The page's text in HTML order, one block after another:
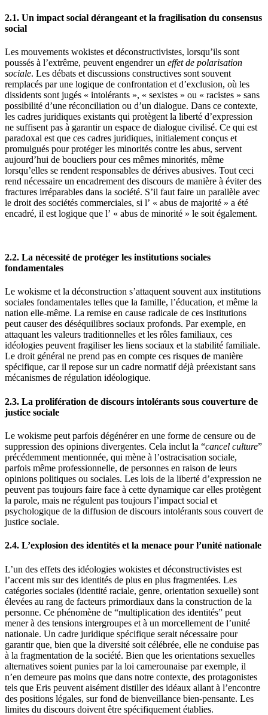
2.1. Un impact social dérangeant et la fragilisation du consensus
social
Les mouvements wokistes et déconstructivistes, lorsqu’ils sont
poussés à l’extrême, peuvent engendrer un effet de polarisation
sociale. Les débats et discussions constructives sont souvent
remplacés par une logique de confrontation et d’exclusion, où les
dissidents sont jugés « intolérants », « sexistes » ou « racistes » sans
possibilité d’une réconciliation ou d’un dialogue. Dans ce contexte,
les cadres juridiques existants qui protègent la liberté d’expression
ne suffisent pas à garantir un espace de dialogue civilisé. Ce qui est
paradoxal est que ces cadres juridiques, initialement conçus et
promulgués pour protéger les minorités contre les abus, servent
aujourd’hui de boucliers pour ces mêmes minorités, même
lorsqu’elles se rendent responsables de dérives abusives. Tout ceci
rend nécessaire un encadrement des discours de manière à éviter des
fractures irréparables dans la société. S’il faut faire un parallèle avec
le droit des sociétés commerciales, si l’ « abus de majorité » a été
encadré, il est logique que l’ « abus de minorité » le soit également.
2.2. La nécessité de protéger les institutions sociales
fondamentales
Le wokisme et la déconstruction s’attaquent souvent aux institutions
sociales fondamentales telles que la famille, l’éducation, et même la
nation elle-même. La remise en cause radicale de ces institutions
peut causer des déséquilibres sociaux profonds. Par exemple, en
attaquant les valeurs traditionnelles et les rôles familiaux, ces
idéologies peuvent fragiliser les liens sociaux et la stabilité familiale.
Le droit général ne prend pas en compte ces risques de manière
spécifique, car il repose sur un cadre normatif déjà préexistant sans
mécanismes de régulation idéologique.
2.3. La prolifération de discours intolérants sous couverture de
justice sociale
Le wokisme peut parfois dégénérer en une forme de censure ou de
suppression des opinions divergentes. Cela inclut la “cancel culture”
précédemment mentionnée, qui mène à l’ostracisation sociale,
parfois même professionnelle, de personnes en raison de leurs
opinions politiques ou sociales. Les lois de la liberté d’expression ne
peuvent pas toujours faire face à cette dynamique car elles protègent
la parole, mais ne régulent pas toujours l’impact social et
psychologique de la diffusion de discours intolérants sous couvert de
justice sociale.
2.4. L’explosion des identités et la menace pour l’unité nationale
L’un des effets des idéologies wokistes et déconstructivistes est
l’accent mis sur des identités de plus en plus fragmentées. Les
catégories sociales (identité raciale, genre, orientation sexuelle) sont
élevées au rang de facteurs primordiaux dans la construction de la
personne. Ce phénomène de “multiplication des identités” peut
mener à des tensions intergroupes et à un morcellement de l’unité
nationale. Un cadre juridique spécifique serait nécessaire pour
garantir que, bien que la diversité soit célébrée, elle ne conduise pas
à la fragmentation de la société. Bien que les orientations sexuelles
alternatives soient punies par la loi camerounaise par exemple, il
n’en demeure pas moins que dans notre contexte, des protagonistes
tels que Eris peuvent aisément distiller des idéaux allant à l’encontre
des positions légales, sur fond de bienveillance bien-pensante. Les
limites du discours doivent être spécifiquement établies.